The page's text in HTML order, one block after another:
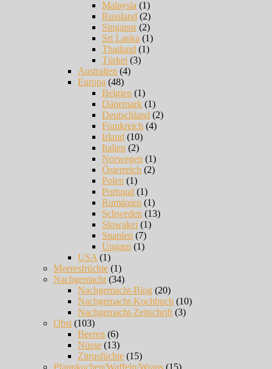
Malaysia (1)
Russland (2)
Singapur(2)
Sri Lanka (1)
Thailand (1)
Türkei (3)
Australien (4)
Europa (48)
Belgien (1)
Dänemark (1)
Deutschland (2)
Frankreich (4)
Irland (10)
Italien (2)
Norwegen (1)
Österreich (2)
Polen (1)
Portugal (1)
Rumänien (1)
Schweden (13)
Slowakei (1)
Spanien (7)
Ungarn (1)
USA (1)
Meeresfrüchte (1)
Nachgemacht (34)
Nachgemacht-Blog (20)
Nachgemacht-Kochbuch (10)
Nachgemacht-Zeitschrift (3)
Obst (103)
Beeren (6)
Nüsse (13)
Zitrusfüchte (15)
Pfannkuchen/Waffeln/Wraps (15)